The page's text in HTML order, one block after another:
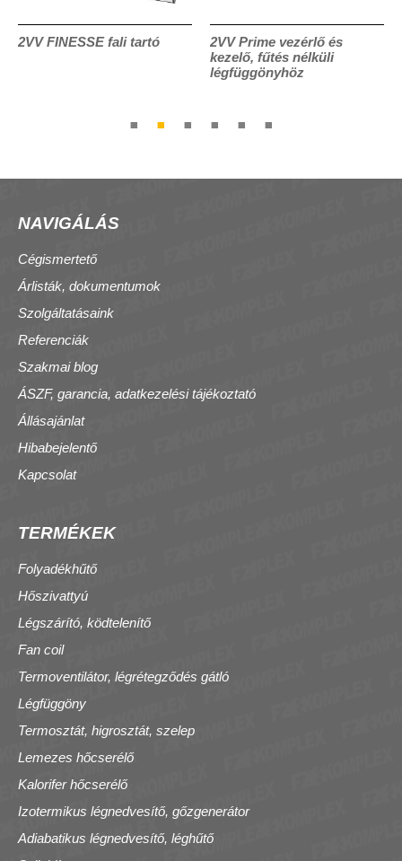
2VV FINESSE fali tartó
2VV Prime vezérlő és
kezelő, fűtés nélküli
légfüggönyhöz
NAVIGÁLÁS
Cégismertető
Árlisták, dokumentumok
Szolgáltatásaink
Referenciák
Szakmai blog
ÁSZF, garancia, adatkezelési tájékoztató
Állásajánlat
Hibabejelentő
Kapcsolat
TERMÉKEK
Folyadékhűtő
Hőszivattyú
Légszárító, ködtelenítő
Fan coil
Termoventilátor, légrétegződés gátló
Légfüggöny
Termosztát, higrosztát, szelep
Lemezes hőcserélő
Kalorifer hőcserélő
Izotermikus légnedvesítő, gőzgenerátor
Adiabatikus légnedvesítő, léghűtő